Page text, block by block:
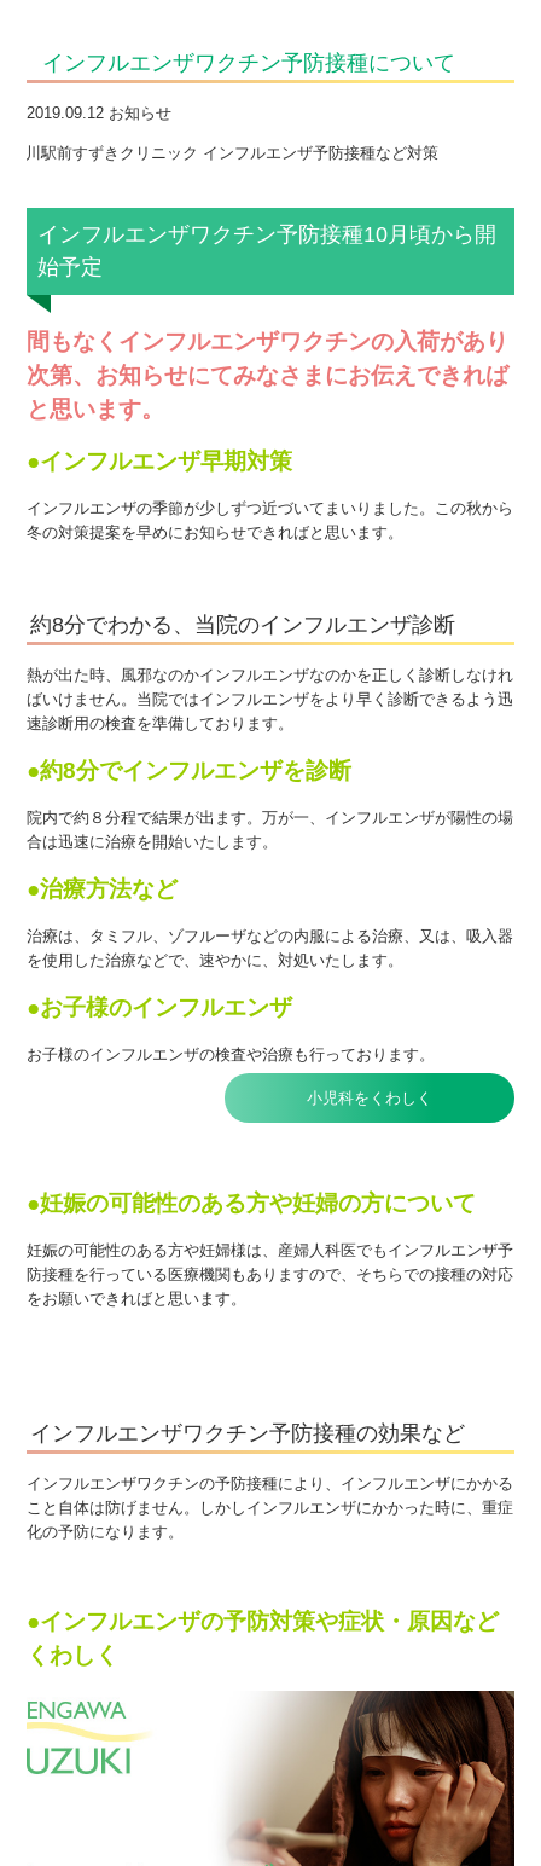
インフルエンザワクチン予防接種について
2019.09.12 お知らせ
インフルエンザワクチン予防接種10月頃から開
始予定
間もなくインフルエンザワクチンの入荷があり
次第、お知らせにてみなさまにお伝えできれば
と思います。
●インフルエンザ早期対策
インフルエンザの季節が少しずつ近づいてまいりました。この秋から
冬の対策提案を早めにお知らせできればと思います。
約8分でわかる、当院のインフルエンザ診断
熱が出た時、風邪なのかインフルエンザなのかを正しく診断しなけれ
ばいけません。当院ではインフルエンザをより早く診断できるよう迅
速診断用の検査を準備しております。
●約8分でインフルエンザを診断
院内で約８分程で結果が出ます。万が一、インフルエンザが陽性の場
合は迅速に治療を開始いたします。
●治療方法など
治療は、タミフル、ゾフルーザなどの内服による治療、又は、吸 入器
を使用した治療などで、速やかに、対処いたします。
●お子様のインフルエンザ
お子様のインフルエンザの検査や治療も行っております。
小児科をくわしく
●妊娠の可能性のある方や妊婦の方について
妊娠の可能性のある方や妊婦様は、産婦人科医でもインフルエンザ予
防接種を行っている医療機関もありますので、そちらでの接種の対応
をお願いできればと思います。
インフルエンザワクチン予防接種の効果など
インフルエンザワクチンの予防接種により、インフルエンザにかかる
こと自体は防げません。しかしインフルエンザにかかった時に、重症
化の予防になります。
●インフルエンザの予防対策や症状・原因など
くわしく